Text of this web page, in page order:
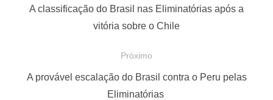
A classificação do Brasil nas Eliminatórias após a
vitória sobre o Chile
Próximo
A provável escalação do Brasil contra o Peru pelas
Eliminatórias